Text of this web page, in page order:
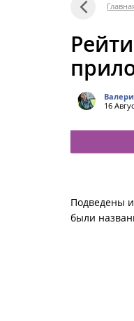
16
Подведены
были